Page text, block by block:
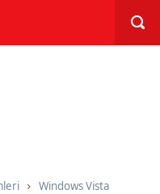
Windows Vista